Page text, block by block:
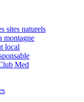
sites naturels
montagne
local
Med